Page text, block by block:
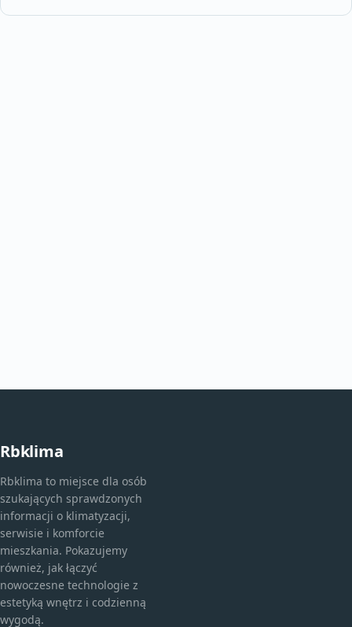
Rbklima
Rbklima to miejsce dla osób
szukających sprawdzonych
informacji o klimatyzacji,
serwisie i komforcie
mieszkania. Pokazujemy
również, jak łączyć
nowoczesne technologie z
estetyką wnętrz i codzienną
wygodą.